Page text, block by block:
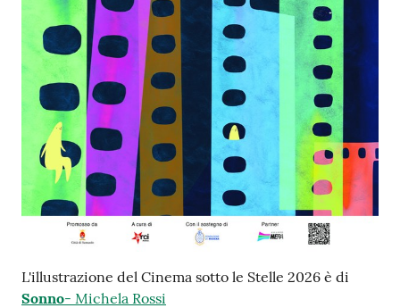
L'illustrazione del Cinema sotto le Stelle 2026 è di
Sonno- Michela Rossi